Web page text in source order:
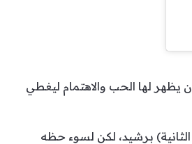
لها الحب والاهتمام ليغطي
برشيد، لكن لسوء حظه